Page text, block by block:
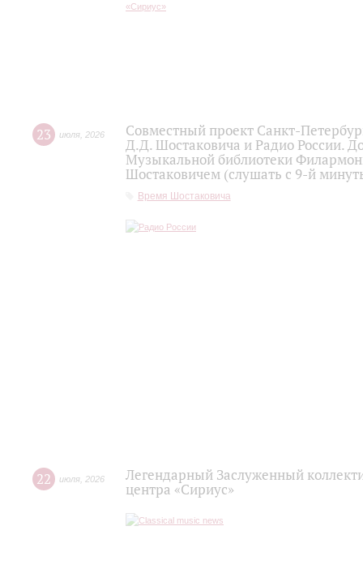
23 июля 2026
Совместный проект Санкт-
Д.Д. Шостаковича и Радио России.
Музыкальной библиотеки
Шостаковичем (слушать с 9-й
Время Шостаковича
22 июля 2026
Легендарный Заслуженный
центра «Сириус»